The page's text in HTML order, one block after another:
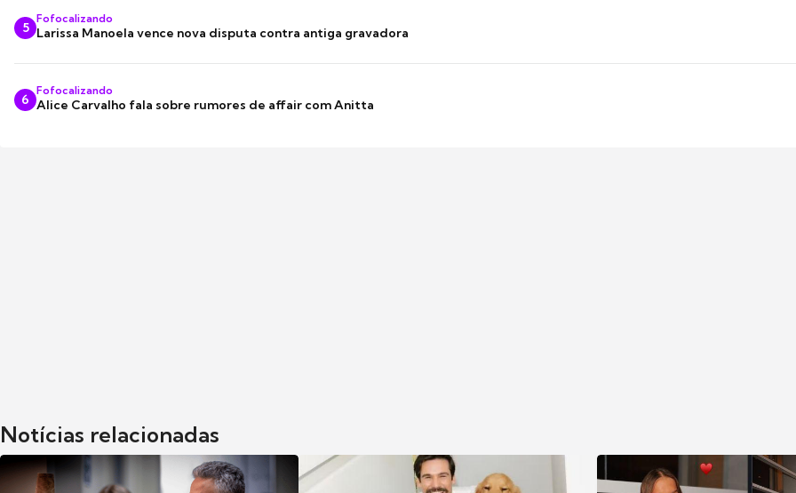
5
Fofocalizando
Larissa Manoela vence nova disputa contra antiga gravadora
6
Fofocalizando
Alice Carvalho fala sobre rumores de affair com Anitta
Notícias relacionadas